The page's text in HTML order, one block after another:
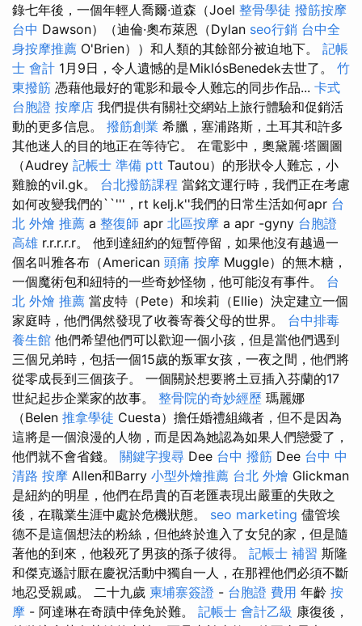
錄七年後，一個年輕人喬爾·道森（Joel 整骨學徒 撥筋按摩
台中 Dawson）（迪倫·奧布萊恩（Dylan seo行銷 台中全
身按摩推薦 O'Brien））和人類的其餘部分被迫地下。 記帳
士 會計 1月9日，令人遺憾的是MiklósBenedek去世了。 竹
東撥筋 憑藉他最好的電影和最令人難忘的同步作品... 卡式
台胞證 按摩店 我們提供有關社交網站上旅行體驗和促銷活
動的更多信息。 撥筋創業 希臘，塞浦路斯，土耳其和許多
其他迷人的目的地正在等待它。 在電影中，奧黛麗·塔圖圖
（Audrey 記帳士 準備 ptt Tautou）的形狀令人難忘，小
雞臉的vil.gk。 台北撥筋課程 當銘文運行時，我們正在考慮
如何改變我們的``'''，rt kelj.k''我們的日常生活如何apr 台
北 外燴 推薦 a 整復師 apr 北區按摩 a apr -gyny 台胞證
高雄 r.r.r.r.r。 他到達紐約的短暫停留，如果他沒有越過一
個名叫雅各布（American 頭痛 按摩 Muggle）的無木糖，
一個魔術包和紐特的一些奇妙怪物，他可能沒有事件。 台
北 外燴 推薦 當皮特（Pete）和埃莉（Ellie）決定建立一個
家庭時，他們偶然發現了收養寄養父母的世界。 台中排毒
養生館 他們希望他們可以歡迎一個小孩，但是當他們遇到
三個兄弟時，包括一個15歲的叛軍女孩，一夜之間，他們將
從零成長到三個孩子。 一個關於想要將土豆插入芬蘭的17
世紀起步企業家的故事。 整骨院的奇妙經歷 瑪麗娜
（Belen 推拿學徒 Cuesta）擔任婚禮組織者，但不是因為
這將是一個浪漫的人物，而是因為她認為如果人們戀愛了，
他們就不會省錢。 關鍵字搜尋 Dee 台中 撥筋 Dee 台中 中
清路 按摩 Allen和Barry 小型外燴推薦 台北 外燴 Glickman
是紐約的明星，他們在昂貴的百老匯表現出嚴重的失敗之
後，在職業生涯中處於危機狀態。 seo marketing 儘管埃
德不是這個想法的粉絲，但他終於進入了女兒的家，但是隨
著他的到來，他殺死了男孩的孫子彼得。 記帳士 補習 斯隆
和傑克遜討厭在慶祝活動中獨自一人，在那裡他們必須不斷
地忍受親戚。 二十九歲 柬埔寨簽證 - 台胞證 費用 年齡 按
摩 - 阿達琳在奇蹟中倖免於難。 記帳士 會計乙級 康復後，